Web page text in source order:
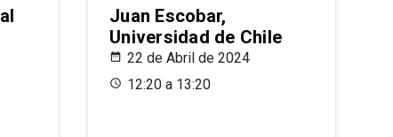
Juan Escobar,
Universidad de Chile
22 de Abril de 2024
12:20 a 13:20